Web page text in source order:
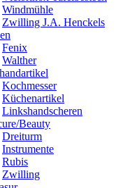
Windmühle
Zwilling J.A. Henckels
Fenix
Walther
Kochmesser
Küchenartikel
Linkshandscheren
Beauty
Dreiturm
Instrumente
Rubis
Zwilling